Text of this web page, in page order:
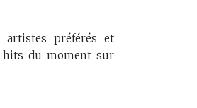
artistes préférés et
du moment sur